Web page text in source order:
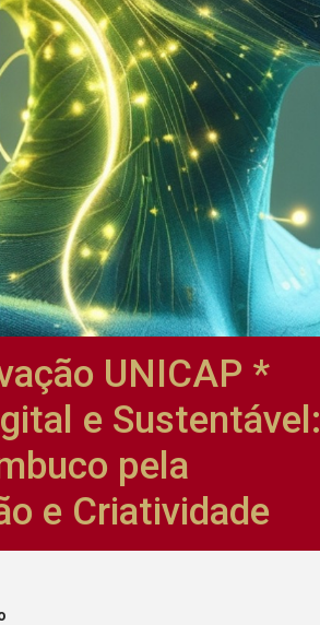
UNICAP *
e Sustentável:
pela
e Criatividade